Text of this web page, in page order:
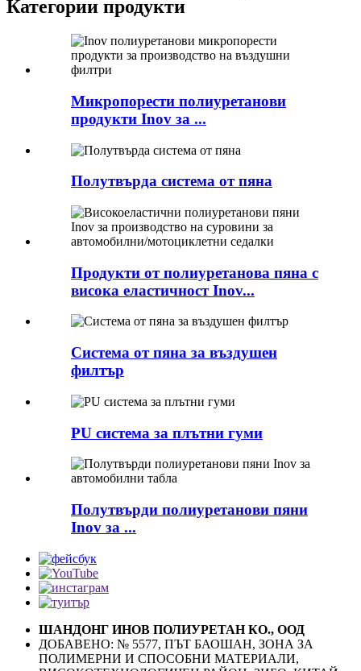
Категории продукти
Микропорести полиуретанови
продукти Inov за ...
Полутвърда система от пяна
Продукти от полиуретанова пяна с
висока еластичност Inov...
Система от пяна за въздушен
филтър
PU система за плътни гуми
Полутвърди полиуретанови пяни
Inov за ...
ШАНДОНГ ИНОВ ПОЛИУРЕТАН КО., ООД
ДОБАВЕНО: № 5577, ПЪТ БАОШАН, ЗОНА ЗА
ПОЛИМЕРНИ И СПОСОБНИ МАТЕРИАЛИ,